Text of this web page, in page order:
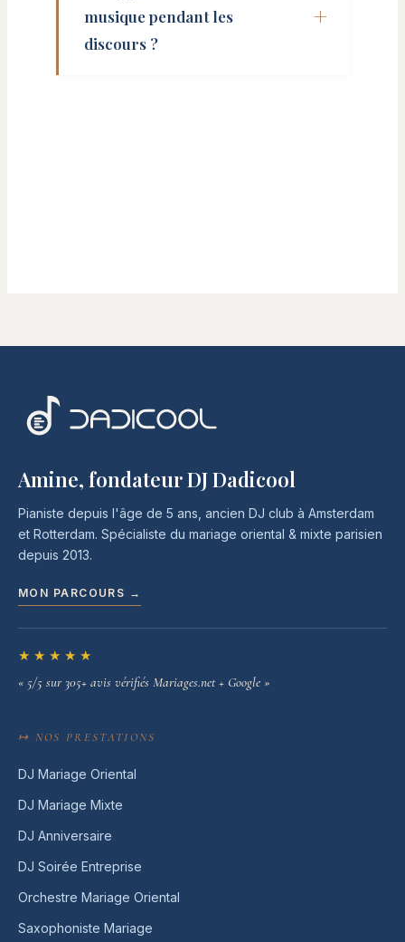
musique pendant les
discours ?
Amine, fondateur DJ Dadicool
Pianiste depuis l'âge de 5 ans, ancien DJ club à Amsterdam
et Rotterdam. Spécialiste du mariage oriental & mixte parisien
depuis 2013.
MON PARCOURS →
★★★★★
« 5/5 sur 305+ avis vérifiés Mariages.net + Google »
↦ NOS PRESTATIONS
DJ Mariage Oriental
DJ Mariage Mixte
DJ Anniversaire
DJ Soirée Entreprise
Orchestre Mariage Oriental
Saxophoniste Mariage